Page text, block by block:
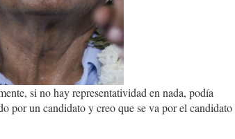
si no hay representatividad en nada, podía
por un candidato y creo que se va por el candidato